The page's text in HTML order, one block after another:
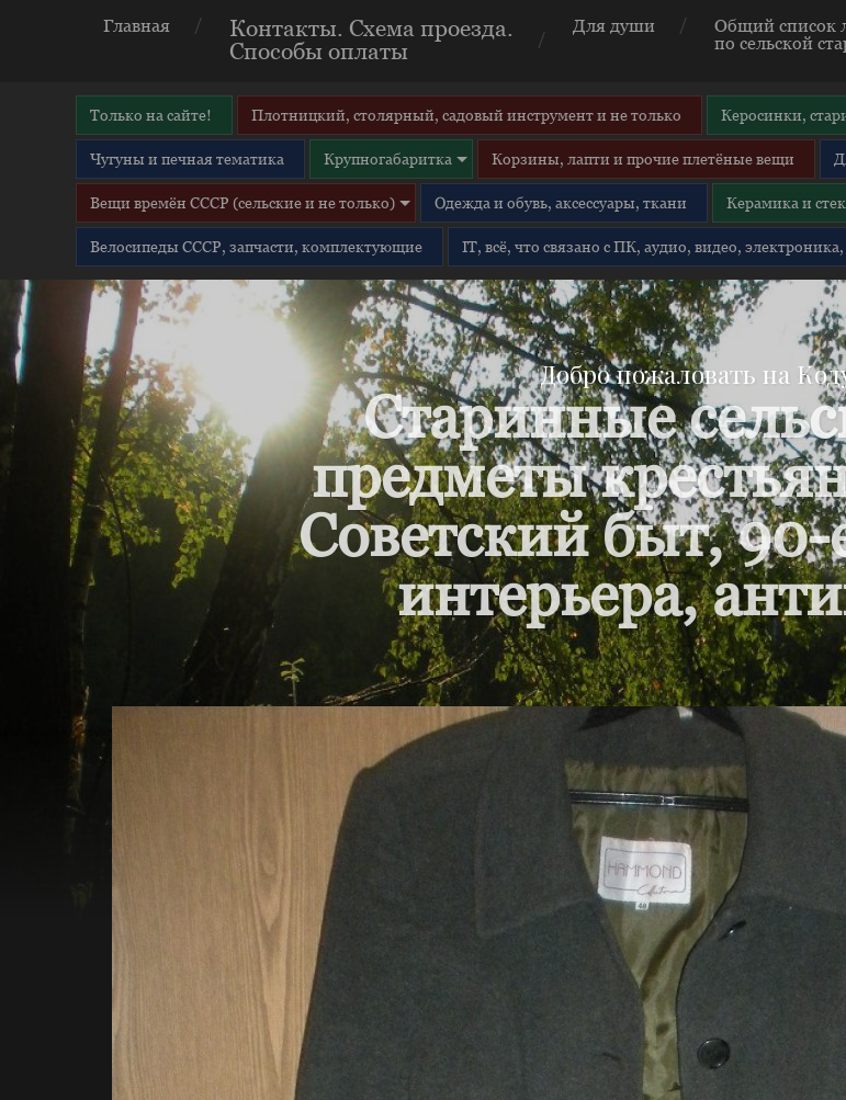
Главная
Контакты. Схема проезда.
Способы оплаты
Для души
Общий список
по сельской
Только на сайте! Плотницкий, столярный, садовый инструмент и не только Керосинки,
Чугуны и печная тематика Крупногабаритка Корзины, лапти и прочие плетёные вещи
Вещи времён СССР (сельские и не только) Одежда и обувь, аксессуары, ткани Керамика и
Велосипеды СССР, запчасти, комплектующие IT, всё, что связано с ПК, аудио, видео,
Добро пожаловать на
Старинные
предметы
Советский быт,
интерьера,